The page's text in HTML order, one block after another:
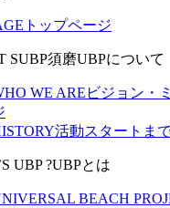
トップページ
SUBP須磨UBPについて
WE ARE ビジョン・
活動スタートま
UBP ?UBPとは
BEACH